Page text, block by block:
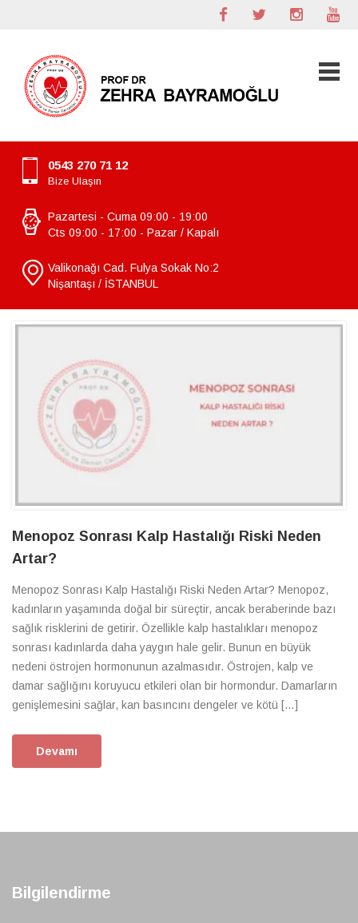
0543 270 71 12
Bize Ulaşın
Pazartesi - Cuma 09:00 - 19:00
Cts 09:00 - 17:00 - Pazar / Kapalı
Valikonağı Cad. Fulya Sokak No:2
Nişantaşı / İSTANBUL
Menopoz Sonrası Kalp Hastalığı Riski Neden
Artar?
Menopoz Sonrası Kalp Hastalığı Riski Neden Artar? Menopoz,
kadınların yaşamında doğal bir süreçtir, ancak beraberinde bazı
sağlık risklerini de getirir. Özellikle kalp hastalıkları menopoz
sonrası kadınlarda daha yaygın hale gelir. Bunun en büyük
nedeni östrojen hormonunun azalmasıdır. Östrojen, kalp ve
damar sağlığını koruyucu etkileri olan bir hormondur. Damarların
genişlemesini sağlar, kan basıncını dengeler ve kötü […]
Devamı
Bilgilendirme